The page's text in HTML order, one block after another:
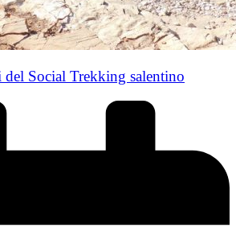
Social Trekking salentino